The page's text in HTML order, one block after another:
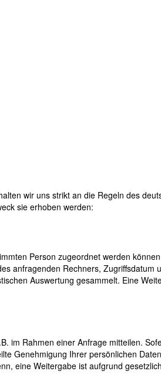
wir uns strikt an die Regeln des
sie erhoben werden:
Person zugeordnet werden
anfragenden Rechners, Zugriffsdatum
Auswertung gesammelt. Eine
im Rahmen einer Anfrage mitteilen.
Genehmigung Ihrer persönlichen
eine Weitergabe ist aufgrund